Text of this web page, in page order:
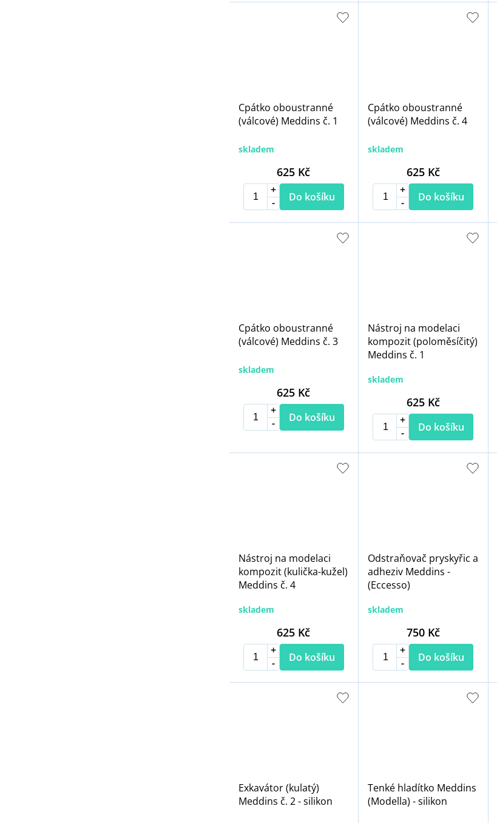
Cpátko oboustranné
(válcové) Meddins č. 1
skladem
625 Kč
Do košíku
Cpátko oboustranné
(válcové) Meddins č. 4
skladem
625 Kč
Do košíku
Cpátko oboustranné
(válcové) Meddins č. 3
skladem
625 Kč
Do košíku
Nástroj na modelaci
kompozit (poloměsíčitý)
Meddins č. 1
skladem
625 Kč
Do košíku
Nástroj na modelaci
kompozit (kulička-kužel)
Meddins č. 4
skladem
625 Kč
Do košíku
Odstraňovač pryskyřic a
adheziv Meddins -
(Eccesso)
skladem
750 Kč
Do košíku
Exkavátor (kulatý)
Meddins č. 2 - silikon
Tenké hladítko Meddins
(Modella) - silikon